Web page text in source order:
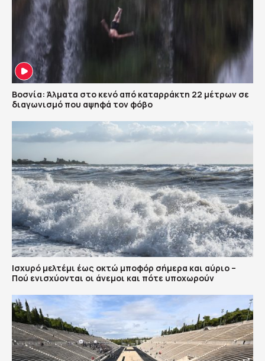
Βοσνία: Άλματα στο κενό από καταρράκτη 22 μέτρων σε
διαγωνισμό που αψηφά τον φόβο
Ισχυρό μελτέμι έως οκτώ μποφόρ σήμερα και αύριο –
Πού ενισχύονται οι άνεμοι και πότε υποχωρούν